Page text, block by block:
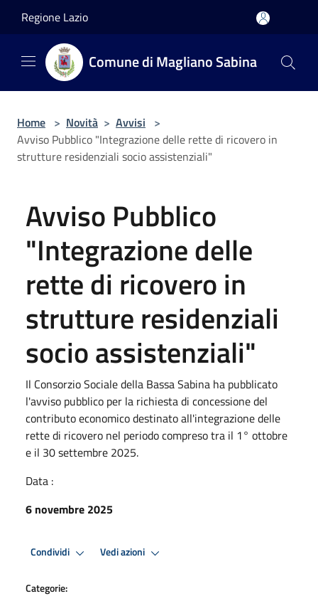
Regione Lazio
Comune di Magliano Sabina
Home > Novità > Avvisi >
Avviso Pubblico "Integrazione delle rette di ricovero in
strutture residenziali socio assistenziali"
Avviso Pubblico
"Integrazione delle
rette di ricovero in
strutture residenziali
socio assistenziali"
Il Consorzio Sociale della Bassa Sabina ha pubblicato
l'avviso pubblico per la richiesta di concessione del
contributo economico destinato all'integrazione delle
rette di ricovero nel periodo compreso tra il 1° ottobre
e il 30 settembre 2025.
Data :
6 novembre 2025
Condividi Vedi azioni
Categorie: